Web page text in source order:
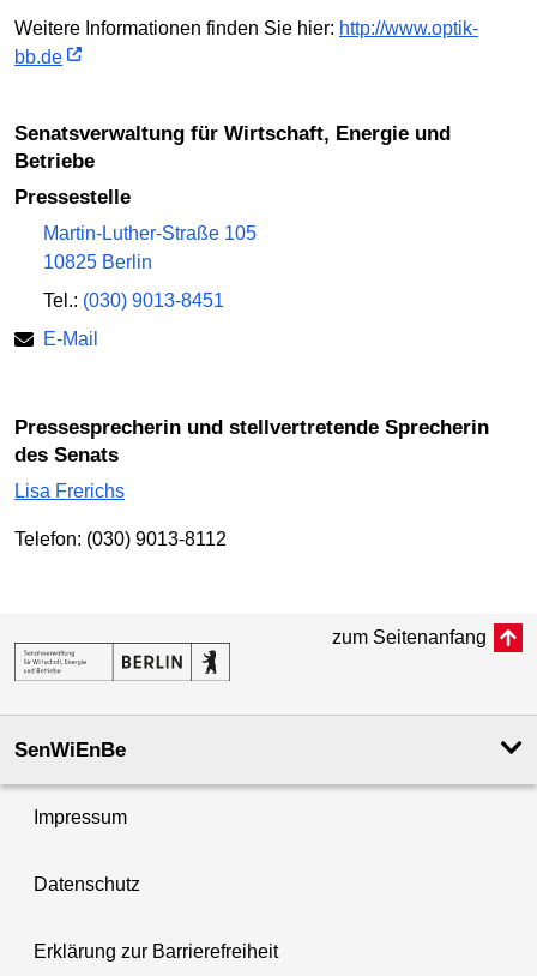
Weitere Informationen finden Sie hier: http://www.optik-
bb.de
Senatsverwaltung für Wirtschaft, Energie und
Betriebe
Pressestelle
Martin-Luther-Straße 105
10825 Berlin
Tel.: (030) 9013-8451
E-Mail
Pressesprecherin und stellvertretende Sprecherin
des Senats
Lisa Frerichs
Telefon: (030) 9013-8112
zum Seitenanfang
SenWiEnBe
Impressum
Datenschutz
Erklärung zur Barrierefreiheit